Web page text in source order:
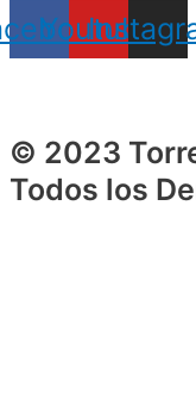
Youtube
© 2023
Todos los